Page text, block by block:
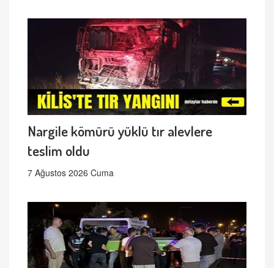
Nargile kömürü yüklü tır alevlere
teslim oldu
7 Ağustos 2026 Cuma